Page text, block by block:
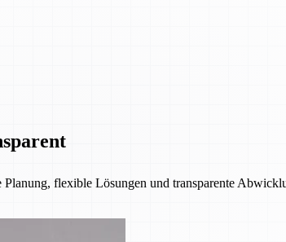
flexible Lösungen und transparente